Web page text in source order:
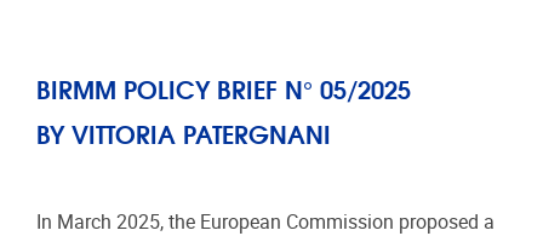
BIRMM POLICY BRIEF N° 05/2025
BY VITTORIA PATERGNANI
In March 2025, the European Commission proposed a